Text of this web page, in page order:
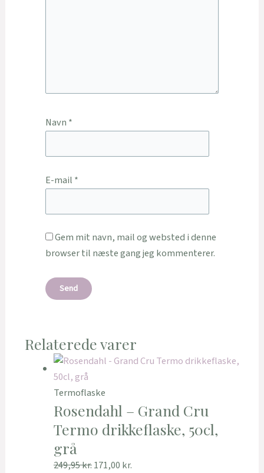
Navn *
E-mail *
Gem mit navn, mail og websted i denne
browser til næste gang jeg kommenterer.
Relaterede varer
Termoflaske
Rosendahl – Grand Cru
Termo drikkeflaske, 50cl,
grå
249,95kr.171,00 kr.